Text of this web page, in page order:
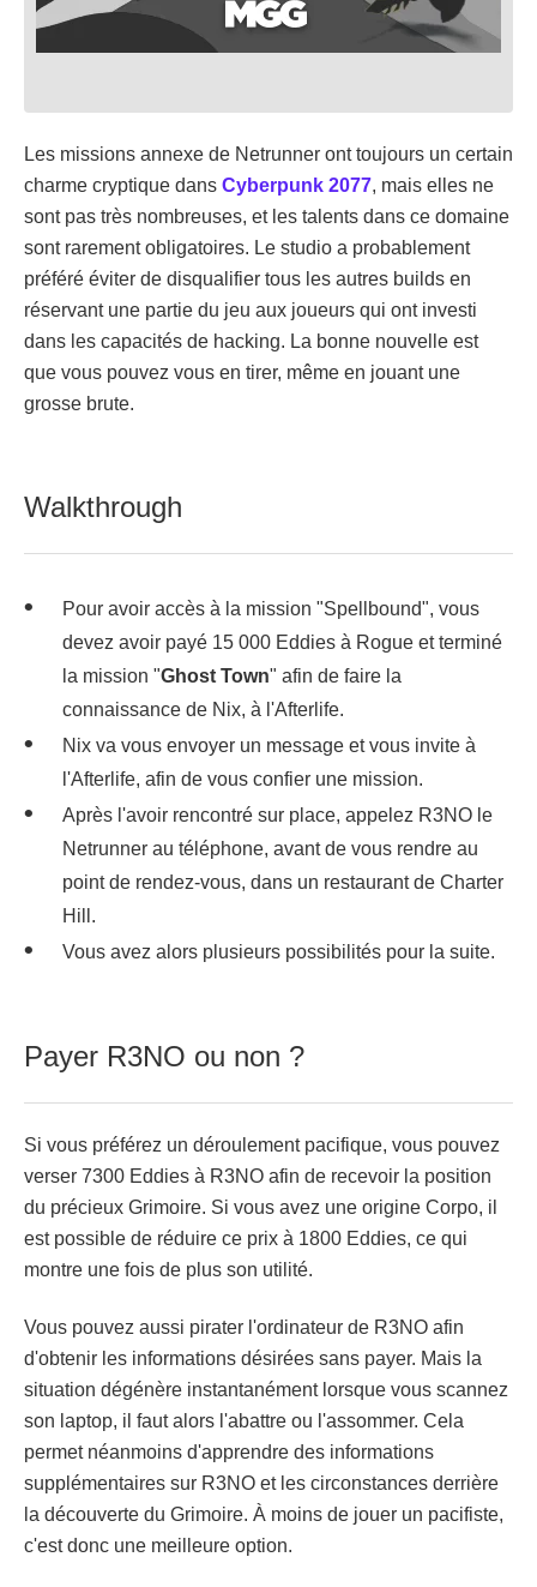
Les missions annexe de Netrunner ont toujours un certain
charme cryptique dans Cyberpunk 2077, mais elles ne
sont pas très nombreuses, et les talents dans ce domaine
sont rarement obligatoires. Le studio a probablement
préféré éviter de disqualifier tous les autres builds en
réservant une partie du jeu aux joueurs qui ont investi
dans les capacités de hacking. La bonne nouvelle est
que vous pouvez vous en tirer, même en jouant une
grosse brute.
Walkthrough
Pour avoir accès à la mission "Spellbound", vous
devez avoir payé 15 000 Eddies à Rogue et terminé
la mission "Ghost Town" afin de faire la
connaissance de Nix, à l'Afterlife.
Nix va vous envoyer un message et vous invite à
l'Afterlife, afin de vous confier une mission.
Après l'avoir rencontré sur place, appelez R3NO le
Netrunner au téléphone, avant de vous rendre au
point de rendez-vous, dans un restaurant de Charter
Hill.
Vous avez alors plusieurs possibilités pour la suite.
Payer R3NO ou non ?
Si vous préférez un déroulement pacifique, vous pouvez
verser 7300 Eddies à R3NO afin de recevoir la position
du précieux Grimoire. Si vous avez une origine Corpo, il
est possible de réduire ce prix à 1800 Eddies, ce qui
montre une fois de plus son utilité.
Vous pouvez aussi pirater l'ordinateur de R3NO afin
d'obtenir les informations désirées sans payer. Mais la
situation dégénère instantanément lorsque vous scannez
son laptop, il faut alors l'abattre ou l'assommer. Cela
permet néanmoins d'apprendre des informations
supplémentaires sur R3NO et les circonstances derrière
la découverte du Grimoire. À moins de jouer un pacifiste,
c'est donc une meilleure option.